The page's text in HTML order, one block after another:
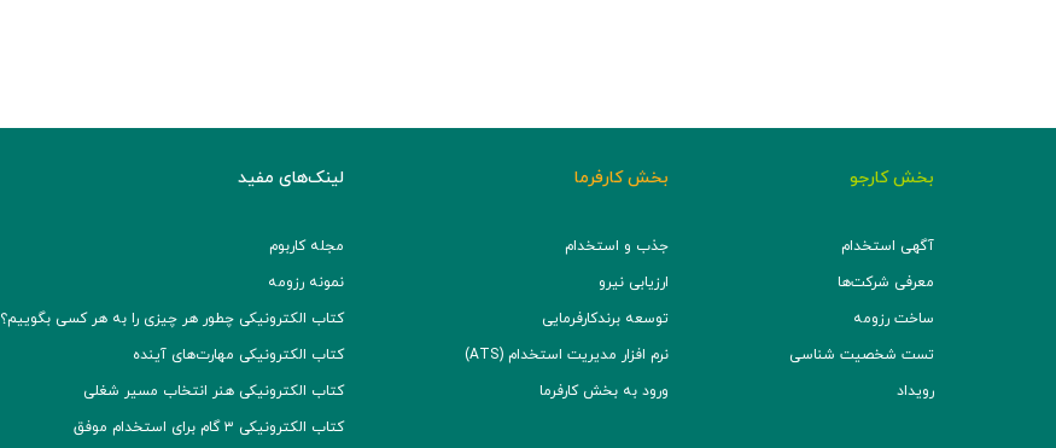
بخش کارجو
آگهی استخدام
معرفی شرکت‌ها
ساخت رزومه
تست شخصیت شناسی
رویداد
بخش کارفرما
جذب و استخدام
ارزیابی نیرو
توسعه برند‌کارفرمایی
نرم افزار مدیریت استخدام (ATS)
ورود به بخش کارفرما
لینک‌های مفید
مجله کاربوم
نمونه رزومه
کتاب الکترونیکی چطور هر چیزی را به هر کسی بگوییم؟
کتاب الکترونیکی مهارت‌های آینده
کتاب الکترونیکی هنر انتخاب مسیر شغلی
کتاب الکترونیکی ۳ گام برای استخدام موفق